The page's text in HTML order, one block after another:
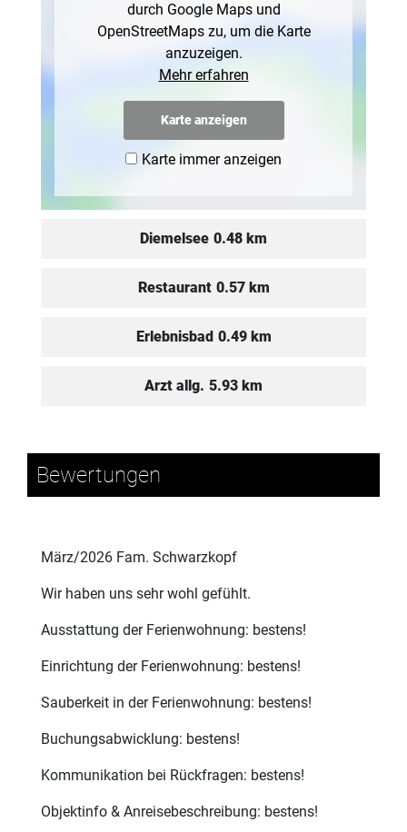
durch Google Maps und
OpenStreetMaps zu, um die Karte
anzuzeigen.
Mehr erfahren
Karte anzeigen
Karte immer anzeigen
Diemelsee 0.48 km
Restaurant 0.57 km
Erlebnisbad 0.49 km
Arzt allg. 5.93 km
Bewertungen
März/2026 Fam. Schwarzkopf
Wir haben uns sehr wohl gefühlt.
Ausstattung der Ferienwohnung: bestens!
Einrichtung der Ferienwohnung: bestens!
Sauberkeit in der Ferienwohnung: bestens!
Buchungsabwicklung: bestens!
Kommunikation bei Rückfragen: bestens!
Objektinfo & Anreisebeschreibung: bestens!